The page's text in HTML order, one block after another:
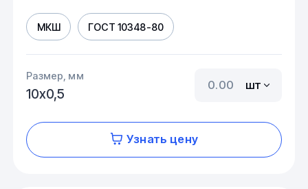
МКШ ГОСТ 10348-80
Размер, мм
10х0,5
шт
Узнать цену